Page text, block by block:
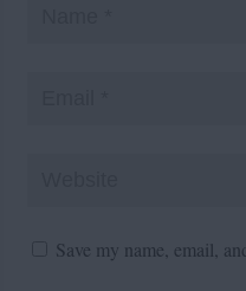
Save my name, email,